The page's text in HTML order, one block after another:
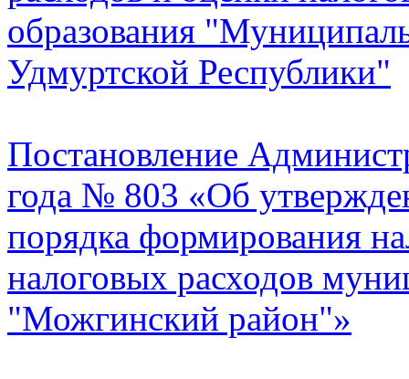
образования
Удмуртской Республики"
Постановление
года № 803 «Об
порядка формирования
налоговых расходов
"Можгинский район"»